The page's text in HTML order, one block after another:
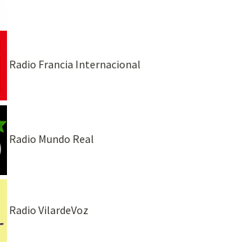
Radio Francia Internacional
Radio Mundo Real
Radio VilardeVoz